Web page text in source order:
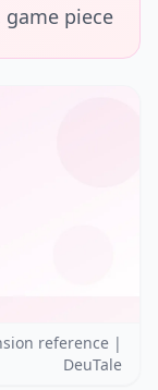
game piece
reference |
DeuTale